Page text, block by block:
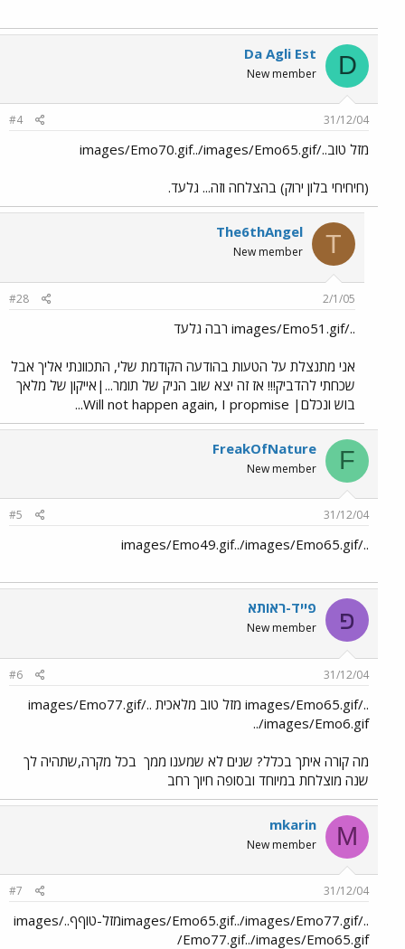
D
Da Agli Est
New member
31/12/04
#4
מזל טוב../images/Emo70.gif../images/Emo65.gif
(חיחיחי בלון ירוק) בהצלחה וזה... גלעד.
T
The6thAngel
New member
2/1/05
#28
../images/Emo51.gif רבה גלעד
אני מתנצלת על הטעות בהודעה הקודמת שלי, התכוונתי אליך אבל
שכחתי להדביק!!! אז זה יצא שוב הניק של תומר...|אייקון של מלאך
בוש ונכלם| Will not happen again, I propmise...
F
FreakOfNature
New member
31/12/04
#5
../images/Emo49.gif../images/Emo65.gif
פ פייד-ראותא
New member
31/12/04
#6
../images/Emo65.gif מזל טוב מלאכית ../images/Emo77.gif
../images/Emo6.gif
מה קורה איתך בכלל? שנים לא שמענו ממך בכל מקרה,שתהיה לך
שנה מוצלחת במיוחד ובסופה חיוך רחב
M
mkarin
New member
31/12/04
#7
../images/Emo65.gif../images/Emo77.gifמזל-טוףף../images
/Emo77.gif../images/Emo65.gif